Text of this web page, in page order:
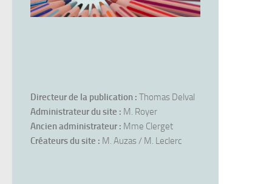
Directeur de la publication : Thomas Delval
Administrateur du site : M. Royer
Ancien administrateur : Mme Clerget
Créateurs du site : M. Auzas / M. Leclerc